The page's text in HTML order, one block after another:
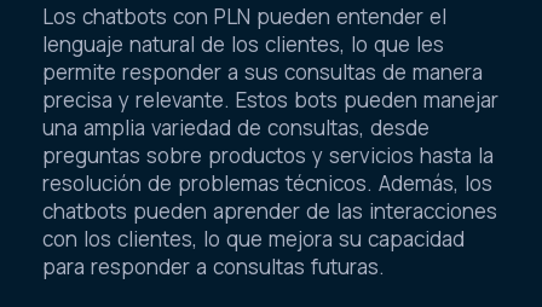
Los chatbots con PLN pueden entender el
lenguaje natural de los clientes, lo que les
permite responder a sus consultas de manera
precisa y relevante. Estos bots pueden manejar
una amplia variedad de consultas, desde
preguntas sobre productos y servicios hasta la
resolución de problemas técnicos. Además, los
chatbots pueden aprender de las interacciones
con los clientes, lo que mejora su capacidad
para responder a consultas futuras.